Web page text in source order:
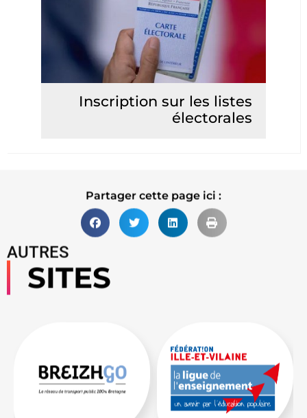
Inscription sur les listes
électorales
Partager cette page ici :
AUTRES
SITES